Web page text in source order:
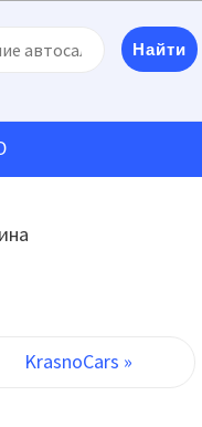
KrasnoCars »